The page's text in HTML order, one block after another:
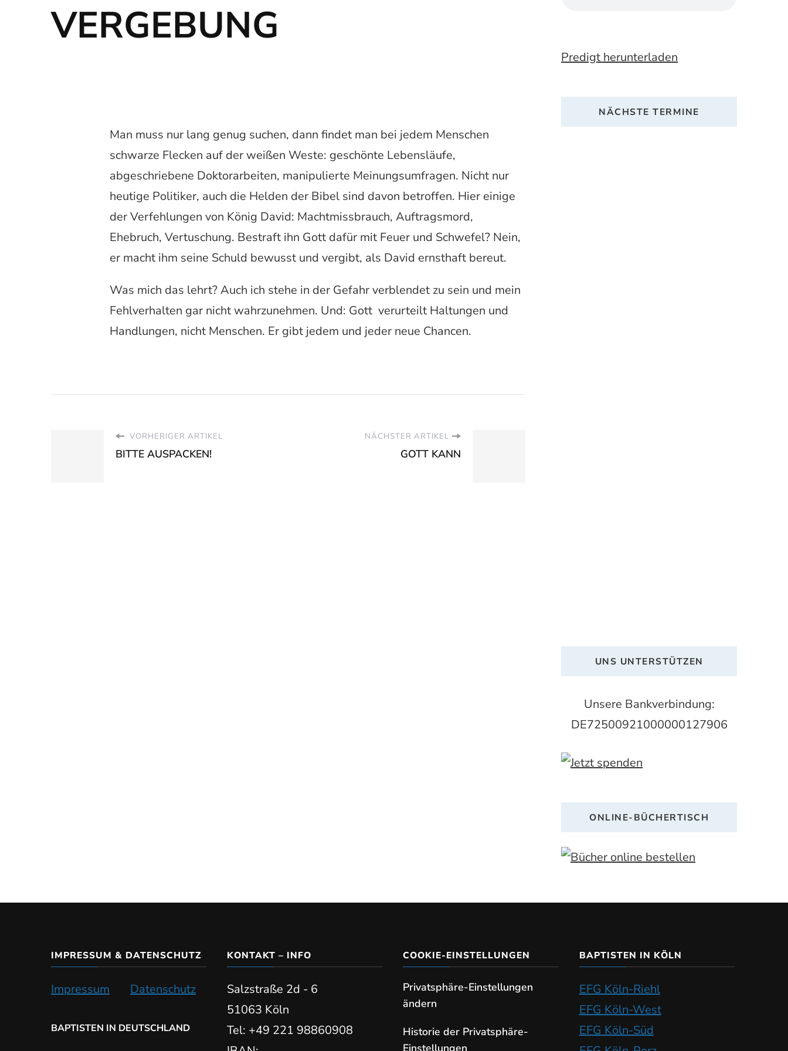
VERGEBUNG
Man muss nur lang genug suchen, dann findet man bei jedem Menschen
schwarze Flecken auf der weißen Weste: geschönte Lebensläufe,
abgeschriebene Doktorarbeiten, manipulierte Meinungsumfragen. Nicht nur
heutige Politiker, auch die Helden der Bibel sind davon betroffen. Hier einige
der Verfehlungen von König David: Machtmissbrauch, Auftragsmord,
Ehebruch, Vertuschung. Bestraft ihn Gott dafür mit Feuer und Schwefel? Nein,
er macht ihm seine Schuld bewusst und vergibt, als David ernsthaft bereut.
Was mich das lehrt? Auch ich stehe in der Gefahr verblendet zu sein und mein
Fehlverhalten gar nicht wahrzunehmen. Und: Gott verurteilt Haltungen und
Handlungen, nicht Menschen. Er gibt jedem und jeder neue Chancen.
VORHERIGER ARTIKEL
BITTE AUSPACKEN!
NÄCHSTER ARTIKEL
GOTT KANN
Predigt herunterladen
NÄCHSTE TERMINE
UNS UNTERSTÜTZEN
Unsere Bankverbindung:
DE72500921000000127906
ONLINE-BÜCHERTISCH
IMPRESSUM & DATENSCHUTZ
Impressum Datenschutz
BAPTISTEN IN DEUTSCHLAND
KONTAKT – INFO
Salzstraße 2d - 6
51063 Köln
Tel: +49 221 98860908
COOKIE-EINSTELLUNGEN
Privatsphäre-Einstellungen
ändern
Historie der Privatsphäre-
Einstellungen
BAPTISTEN IN KÖLN
EFG Köln-Riehl
EFG Köln-West
EFG Köln-Süd